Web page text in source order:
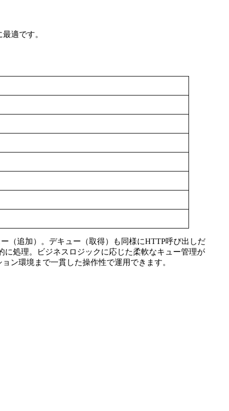
適です。
（追加）。デキュー（取得）も同様にHTTP呼び出しだ
処理。ビジネスロジックに応じた柔軟なキュー管理が
ン環境まで一貫した操作性で運用できます。